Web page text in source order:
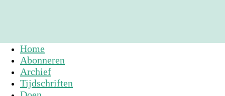
Home
Abonneren
Archief
Tijdschriften